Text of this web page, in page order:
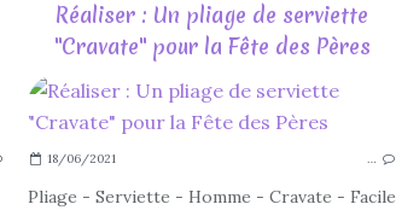
2022
JUIN
TUTORIEL
Réaliser : Un pliage de serviette
"Cravate" pour la Fête des Pères
18/06/2021 …
Pliage - Serviette - Homme - Cravate - Facile